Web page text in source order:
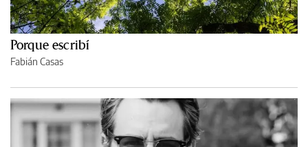
Porque escribí
Fabián Casas